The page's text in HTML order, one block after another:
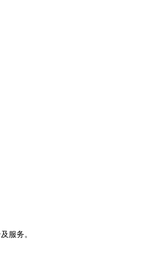
服务。